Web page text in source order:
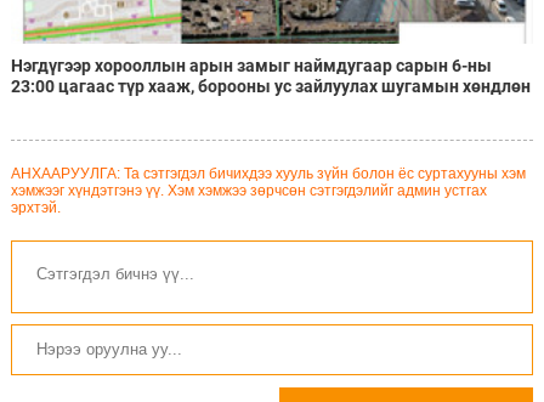
Нэгдүгээр хорооллын арын замыг наймдугаар сарын 6-ны
23:00 цагаас түр хааж, борооны ус зайлуулах шугамын хөндлөн
АНХААРУУЛГА: Та сэтгэгдэл бичихдээ хууль зүйн болон ёс суртахууны хэм
хэмжээг хүндэтгэнэ үү. Хэм хэмжээ зөрчсөн сэтгэгдэлийг админ устгах
эрхтэй.